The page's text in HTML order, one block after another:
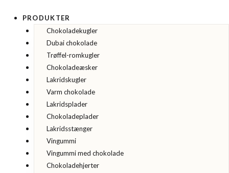
indholdet
PRODUKTER
Chokoladekugler
Dubai chokolade
Trøffel-romkugler
Chokoladeæsker
Lakridskugler
Varm chokolade
Lakridsplader
Chokoladeplader
Lakridsstænger
Vingummi
Vingummi med chokolade
Chokoladehjerter